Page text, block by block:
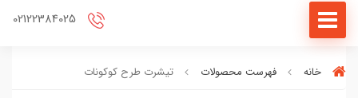
خانه فهرست محصولات تیشرت طرح کوکونات